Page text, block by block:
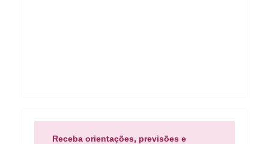
Receba orientações, previsões e